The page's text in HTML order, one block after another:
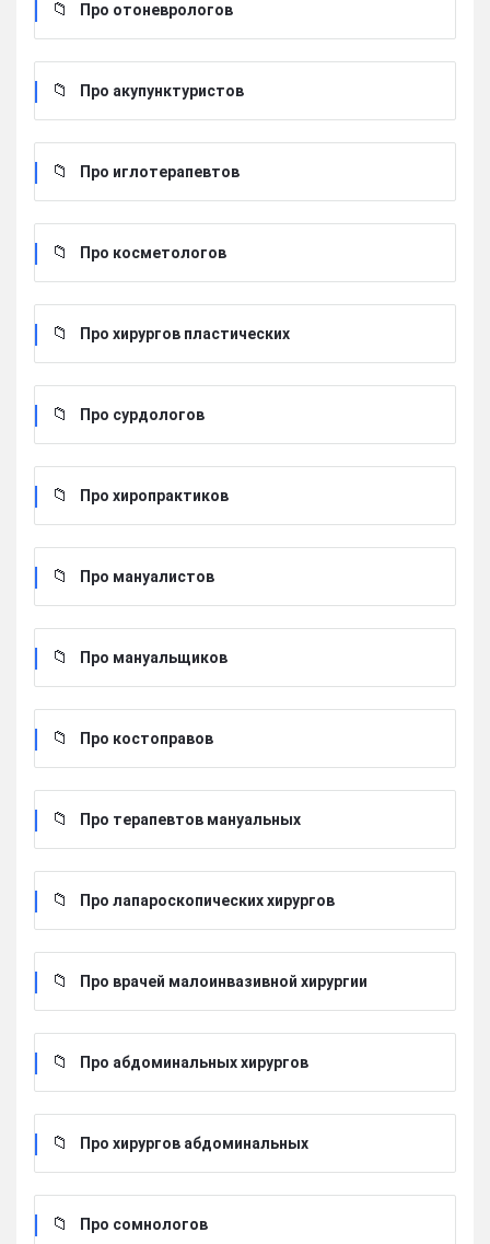
Про отоневрологов
Про акупунктуристов
Про иглотерапевтов
Про косметологов
Про хирургов пластических
Про сурдологов
Про хиропрактиков
Про мануалистов
Про мануальщиков
Про костоправов
Про терапевтов мануальных
Про лапароскопических хирургов
Про врачей малоинвазивной хирургии
Про абдоминальных хирургов
Про хирургов абдоминальных
Про сомнологов